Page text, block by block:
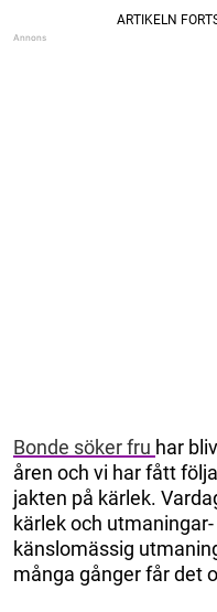
Bonde söker fru har
åren och vi har fått
jakten på kärlek.
kärlek och
känslomässig
många gånger får det